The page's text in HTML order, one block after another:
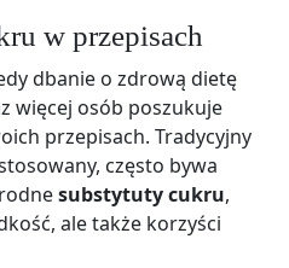
w przepisach
dbanie o zdrową dietę
więcej osób poszukuje
przepisach. Tradycyjny
często bywa
substytuty cukru,
ale także korzyści